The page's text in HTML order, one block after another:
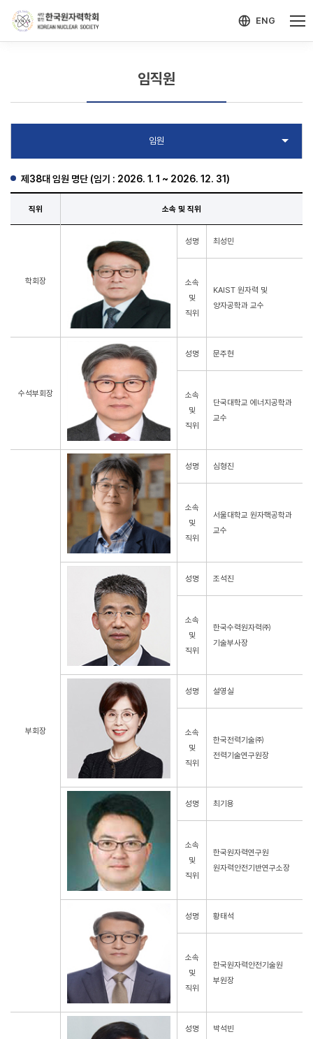
ENG
임직원
제38대 임원 명단 (임기 : 2026. 1. 1 ~ 2026. 12. 31)
직위 소속 및 직위
학회장
성명 최성민
소속
및
직위
KAIST 원자력 및
양자공학과 교수
수석부회장
성명 문주현
소속
및
직위
단국대학교 에너지공학과
교수
부회장
성명 심형진
소속
및
직위
서울대학교 원자핵공학과
교수
성명 조석진
소속
및
직위
한국수력원자력㈜
기술부사장
성명 설영실
소속
및
직위
한국전력기술㈜
전력기술연구원장
성명 최기용
소속
및
직위
한국원자력연구원
원자력안전기반연구소장
성명 황태석
소속
및
직위
한국원자력안전기술원
부원장
성명 박석빈